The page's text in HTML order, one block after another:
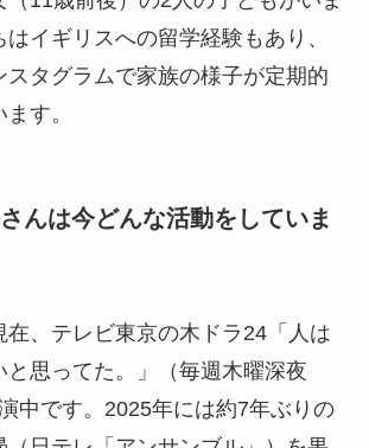
イギリスへの留学経験もあり、
スタグラムで家族の様子が定期的
す。
んは今どんな活動をしていま
在、テレビ東京の木ドラ24「人は
と思ってた。」（毎週木曜深夜
中です。2025年には約7年ぶりの